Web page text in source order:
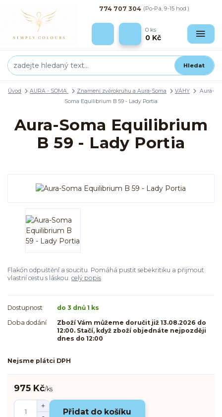
Hledat
774 707 304 (Po-Pá, 9-15 hod.)
0 ks
0 Kč
Úvod AURA - SOMA Znamení zvěrokruhu a Aura-Soma VÁHY
Aura-
Soma Equilibrium B 59 - Lady Portia
Aura-Soma Equilibrium
B 59 - Lady Portia
Flakón odpuštění a soucitu. Pomáhá pustit sebekritiku a přijmout
vlastní cestu s láskou. celý popis
Dostupnost
do 3 dnů 1 ks
Doba dodání
Zboží Vám můžeme doručit již 13.08.2026 do
12:00. Stačí, když zboží objednáte nejpozději
dnes do 12:00
Nejsme plátci DPH
975 Kč/ks
Přidat do košíku